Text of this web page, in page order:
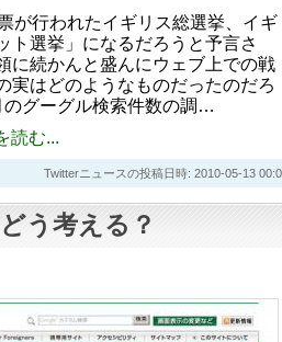
が行われたイギリス総選挙、イギ
ト選挙」になるだろうと予言さ
に続かんと盛んにウェブ上での戦
実はどのようなものだったのだろ
のグーグル検索件数の調…
読む...
Twitterニュースの投稿日時: 2010-05-13
う考える？